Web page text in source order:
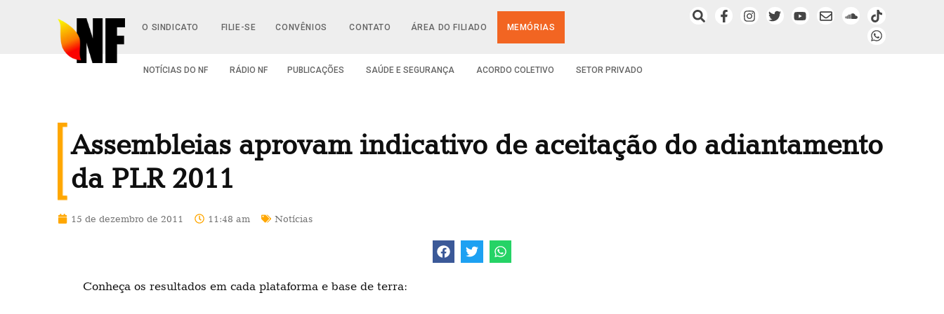
O SINDICATO FILIE-SE CONVÊNIOS CONTATO ÁREA DO FILIADO MEMÓRIAS
NOTÍCIAS DO NF RÁDIO NF PUBLICAÇÕES SAÚDE E SEGURANÇA ACORDO COLETIVO SETOR PRIVADO
Assembleias aprovam indicativo de aceitação do adiantamento
da PLR 2011
15 de dezembro de 2011 11:48 am Notícias
Conheça os resultados em cada plataforma e base de terra: